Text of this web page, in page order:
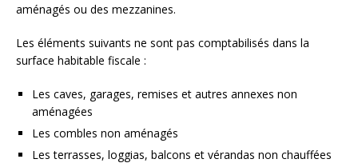
aménagés ou des mezzanines.
Les éléments suivants ne sont pas comptabilisés dans la
surface habitable fiscale :
Les caves, garages, remises et autres annexes non
aménagées
Les combles non aménagés
Les terrasses, loggias, balcons et vérandas non chauffées